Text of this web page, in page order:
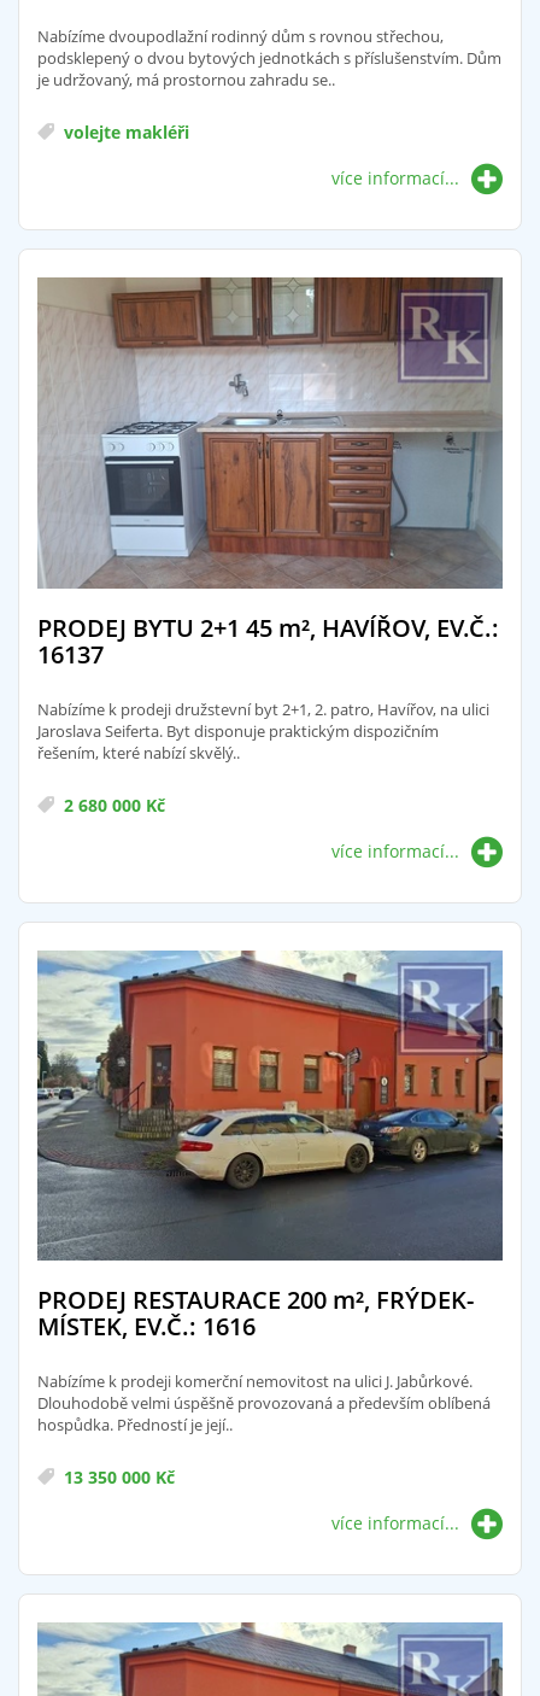
Nabízíme dvoupodlažní rodinný dům s rovnou střechou,
podsklepený o dvou bytových jednotkách s příslušenstvím. Dům
je udržovaný, má prostornou zahradu se..
volejte makléři
více informací...
PRODEJ BYTU 2+1 45 m², HAVÍŘOV, EV.Č.:
16137
Nabízíme k prodeji družstevní byt 2+1, 2. patro, Havířov, na ulici
Jaroslava Seiferta. Byt disponuje praktickým dispozičním
řešením, které nabízí skvělý..
2 680 000 Kč
více informací...
PRODEJ RESTAURACE 200 m², FRÝDEK-
MÍSTEK, EV.Č.: 1616
Nabízíme k prodeji komerční nemovitost na ulici J. Jabůrkové.
Dlouhodobě velmi úspěšně provozovaná a především oblíbená
hospůdka. Předností je její..
13 350 000 Kč
více informací...